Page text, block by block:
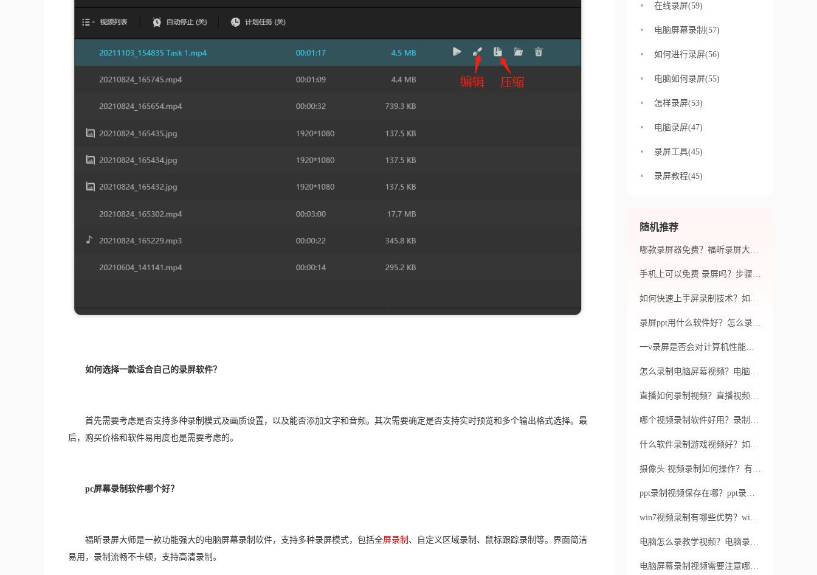
如何选择一款适合自己的录屏软件？
首先需要考虑是否支持多种录制模式及画质设置，以及能否添加文字和音频。其次需要确定是否支持实时预览和多个输出格式选择。最
后，购买价格和软件易用度也是需要考虑的。
pc屏幕录制软件哪个好？
福昕录屏大师是一款功能强大的电脑屏幕录制软件，支持多种录屏模式，包括全屏录制 、自定义区域录制、鼠标跟踪录制等。界面简洁
易用，录制流畅不卡顿，支持高清录制。
在线录屏(59)
电脑屏幕录制(57)
如何进行录屏(56)
电脑如何录屏(55)
怎样录屏(53)
电脑录屏(47)
录屏工具(45)
录屏教程(45)
随机推荐
哪款录屏器免费？福昕录屏大师有多重录制模式吗？
手机上可以免费 录屏吗？步骤过程怎么操作呢？
如何快速上手屏录制技术？如何在录制过程中获得更高的效率？
录屏ppt用什么软件好？怎么录屏ppt？
一v录屏是否会对计算机性能有影响？如何去使用一v录屏软件呢？
怎么录制电脑屏幕视频？电脑屏幕录制软件哪款实用？
直播如何录制视频？直播视频录制用什么软件？
哪个视频录制软件好用？录制的电脑视频模糊怎么解决？
什么软件录制游戏视频好？如何录制游戏视频？
摄像头 视频录制如何操作？有哪些靠谱的视频录制工具？
ppt录制视频保存在哪？ppt录制视频的方法是怎样的？
win7视频录制有哪些优势？win7视频录制有哪些劣势？
电脑怎么录教学视频？电脑录视频软件哪款专业？
电脑屏幕录制视频需要注意哪些问题？福昕录屏大师好用吗？